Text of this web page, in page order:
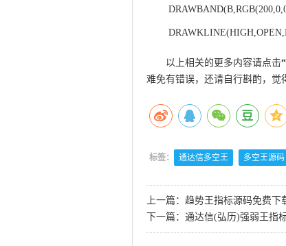
以上相关的更多内容请点击“
难免有错误，还请自行斟酌，觉
标签： 通达信多空王 多空王源码
上一篇： 趋势王指标源码免费下
下一篇： 通达信(弘历)强弱王指